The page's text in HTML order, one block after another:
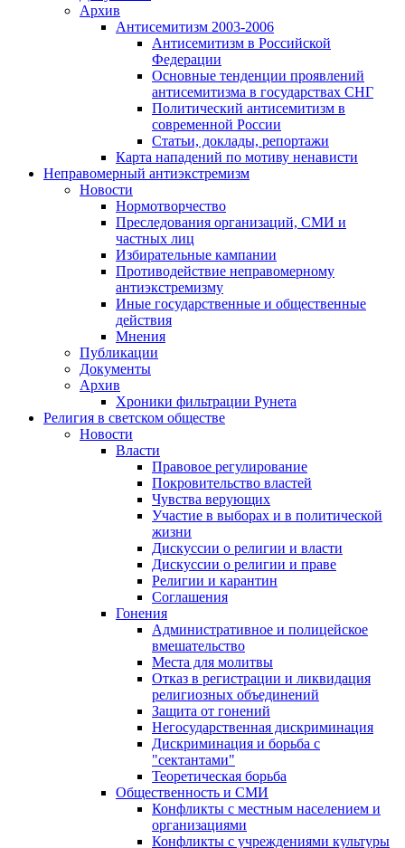
Архив
Антисемитизм 2003-2006
Антисемитизм в Российской
Федерации
Основные тенденции проявлений
антисемитизма в государствах СНГ
Политический антисемитизм в
современной России
Статьи, доклады, репортажи
Карта нападений по мотиву ненависти
Неправомерный антиэкстремизм
Новости
Нормотворчество
Преследования организаций, СМИ и
частных лиц
Избирательные кампании
Противодействие неправомерному
антиэкстремизму
Иные государственные и общественные
действия
Мнения
Публикации
Документы
Архив
Хроники фильтрации Рунета
Религия в светском обществе
Новости
Власти
Правовое регулирование
Покровительство властей
Чувства верующих
Участие в выборах и в политической
жизни
Дискуссии о религии и власти
Дискуссии о религии и праве
Религии и карантин
Соглашения
Гонения
Административное и полицейское
вмешательство
Места для молитвы
Отказ в регистрации и ликвидация
религиозных объединений
Защита от гонений
Негосударственная дискриминация
Дискриминация и борьба с
"сектантами"
Теоретическая борьба
Общественность и СМИ
Конфликты с местным населением и
организациями
Конфликты с учреждениями культуры